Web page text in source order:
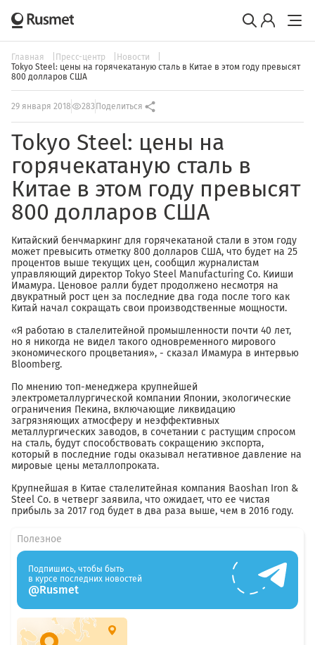
Главная Пресс-центр
Новости
Tokyo Steel: цены на горячекатаную сталь в Китае в этом году превысят
800 долларов США
29 января 2018 283 Поделиться
Tokyo Steel: цены на
горячекатаную сталь в
Китае в этом году превысят
800 долларов США
Китайский бенчмаркинг для горячекатаной стали в этом году
может превысить отметку 800 долларов США, что будет на 25
процентов выше текущих цен, сообщил журналистам
управляющий директор Tokyo Steel Manufacturing Co. Кииши
Имамура. Ценовое ралли будет продолжено несмотря на
двукратный рост цен за последние два года после того как
Китай начал сокращать свои производственные мощности.
«Я работаю в сталелитейной промышленности почти 40 лет,
но я никогда не видел такого одновременного мирового
экономического процветания», - сказал Имамура в интервью
Bloomberg.
По мнению топ-менеджера крупнейшей
электрометаллургической компании Японии, экологические
ограничения Пекина, включающие ликвидацию
загрязняющих атмосферу и неэффективных
металлургических заводов, в сочетании с растущим спросом
на сталь, будут способствовать сокращению экспорта,
который в последние годы оказывал негативное давление на
мировые цены металлопроката.
Крупнейшая в Китае сталелитейная компания Baoshan Iron &
Steel Co. в четверг заявила, что ожидает, что ее чистая
прибыль за 2017 год будет в два раза выше, чем в 2016 году.
Полезное
Подпишись, чтобы быть
в курсе последних новостей
@Rusmet